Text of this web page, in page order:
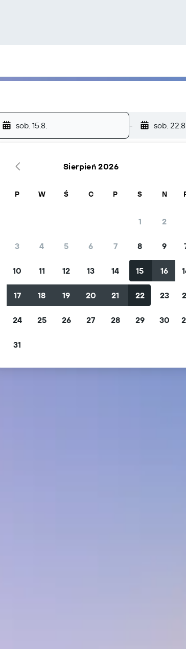
sob. 15.8. - sob.
Sierpień 2026
P W Ś C P S N
1 2
3 4 5 6 7 8 9
10 11 12 13 14 15 16
17 18 19 20 21 22 23
24 25 26 27 28 29 30
31